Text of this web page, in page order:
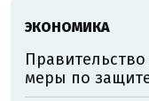
ЭКОНОМИКА
меры по